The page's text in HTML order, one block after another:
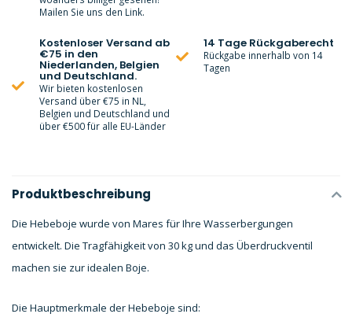
Mailen Sie uns den Link.
Kostenloser Versand ab
€75 in den
Niederlanden, Belgien
und Deutschland.
Wir bieten kostenlosen
Versand über €75 in NL,
Belgien und Deutschland und
über €500 für alle EU-Länder
14 Tage Rückgaberecht
Rückgabe innerhalb von 14
Tagen
Produktbeschreibung
Die Hebeboje wurde von Mares für Ihre Wasserbergungen
entwickelt. Die Tragfähigkeit von 30 kg und das Überdruckventil
machen sie zur idealen Boje.
Die Hauptmerkmale der Hebeboje sind: